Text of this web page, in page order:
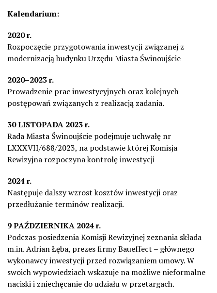
Kalendarium:
2020 r.
Rozpoczęcie przygotowania inwestycji związanej z
modernizacją budynku Urzędu Miasta Świnoujście
2020–2023 r.
Prowadzenie prac inwestycyjnych oraz kolejnych
postępowań związanych z realizacją zadania.
30 LISTOPADA 2023 r.
Rada Miasta Świnoujście podejmuje uchwałę nr
LXXXVII/688/2023, na podstawie której Komisja
Rewizyjna rozpoczyna kontrolę inwestycji
2024 r.
Następuje dalszy wzrost kosztów inwestycji oraz
przedłużanie terminów realizacji.
9 PAŹDZIERNIKA 2024 r.
Podczas posiedzenia Komisji Rewizyjnej zeznania składa
m.in. Adrian Łęba, prezes firmy Baueffect – głównego
wykonawcy inwestycji przed rozwiązaniem umowy. W
swoich wypowiedziach wskazuje na możliwe nieformalne
naciski i zniechęcanie do udziału w przetargach.